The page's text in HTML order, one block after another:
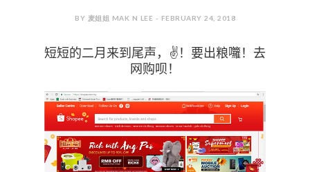
BY 麦姐姐 MAK N LEE - FEBRUARY 24, 2018
短短的二月来到尾声， ✌！ 要出粮囖！去
网购呗！